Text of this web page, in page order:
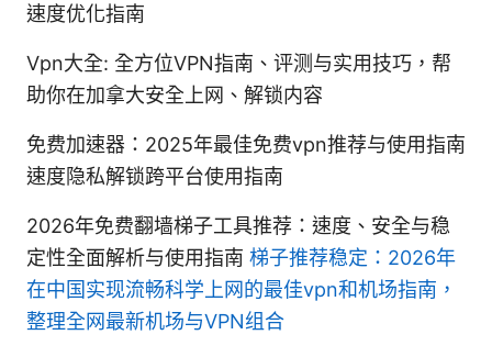
速度优化指南
Vpn大全: 全方位VPN指南、评测与实用技巧，帮
助你在加拿大安全上网、解锁内容
免费加速器：2025年最佳免费vpn推荐与使用指南
速度隐私解锁跨平台使用指南
2026年免费翻墙梯子工具推荐：速度、安全与稳
定性全面解析与使用指南 梯子推荐稳定：2026年
在中国实现流畅科学上网的最佳vpn和机场指南，
整理全网最新机场与VPN组合